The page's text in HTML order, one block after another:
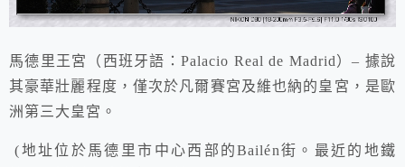
馬德里王宮（西班牙語：Palacio Real de Madrid）– 據說
其豪華壯麗程度，僅次於凡爾賽宮及維也納的皇宮，是歐
洲第三大皇宮。
(地址位於馬德里市中心西部的Bailén街。 最近的地鐵